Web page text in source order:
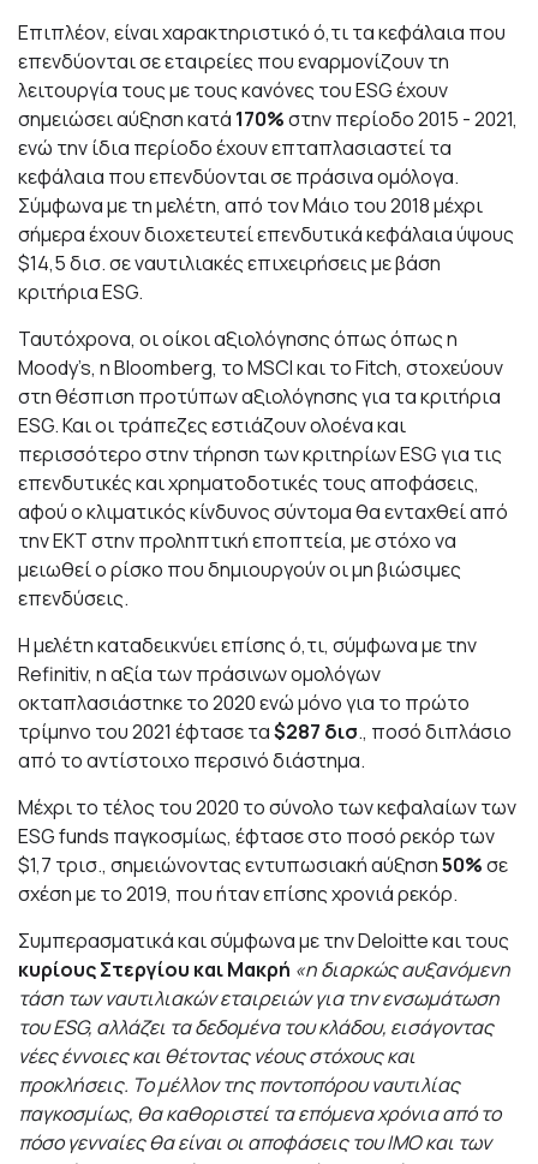
Επιπλέον, είναι χαρακτηριστικό ό,τι τα κεφάλαια που
επενδύονται σε εταιρείες που εναρμονίζουν τη
λειτουργία τους με τους κανόνες του ESG έχουν
σημειώσει αύξηση κατά 170%στην περίοδο 2015 - 2021,
ενώ την ίδια περίοδο έχουν επταπλασιαστεί τα
κεφάλαια που επενδύονται σε πράσινα ομόλογα.
Σύμφωνα με τη μελέτη, από τον Μάιο του 2018 μέχρι
σήμερα έχουν διοχετευτεί επενδυτικά κεφάλαια ύψους
$14,5 δισ. σε ναυτιλιακές επιχειρήσεις με βάση
κριτήρια ESG.
Ταυτόχρονα, οι οίκοι αξιολόγησης όπως όπως η
Moody’s, η Bloomberg, το MSCI και το Fitch, στοχεύουν
στη θέσπιση προτύπων αξιολόγησης για τα κριτήρια
ESG. Και οι τράπεζες εστιάζουν ολοένα και
περισσότερο στην τήρηση των κριτηρίων ESG για τις
επενδυτικές και χρηματοδοτικές τους αποφάσεις,
αφού ο κλιματικός κίνδυνος σύντομα θα ενταχθεί από
την ΕΚΤ στην προληπτική εποπτεία, με στόχο να
μειωθεί ο ρίσκο που δημιουργούν οι μη βιώσιμες
επενδύσεις.
Η μελέτη καταδεικνύει επίσης ό,τι, σύμφωνα με την
Refinitiv, η αξία των πράσινων ομολόγων
οκταπλασιάστηκε το 2020 ενώ μόνο για το πρώτο
τρίμηνο του 2021 έφτασε τα$287 δισ., ποσό διπλάσιο
από το αντίστοιχο περσινό διάστημα.
Μέχρι το τέλος του 2020 το σύνολο των κεφαλαίων των
ESG funds παγκοσμίως, έφτασε στο ποσό ρεκόρ των
$1,7 τρισ., σημειώνοντας εντυπωσιακή αύξηση50%σε
σχέση με το 2019, που ήταν επίσης χρονιά ρεκόρ.
Συμπερασματικά και σύμφωνα με την Deloitte και τους
κυρίους Στεργίου και Μακρή «η διαρκώς αυξανόμενη
τάση των ναυτιλιακών εταιρειών για την ενσωμάτωση
τουESG, αλλάζει τα δεδομένα του κλάδου, εισάγοντας
νέες έννοιες και θέτοντας νέους στόχους και
προκλήσεις. Το μέλλον της ποντοπόρου ναυτιλίας
παγκοσμίως, θα καθοριστεί τα επόμενα χρόνια από το
πόσο γενναίες θα είναι οι αποφάσεις τουIMOκαι των